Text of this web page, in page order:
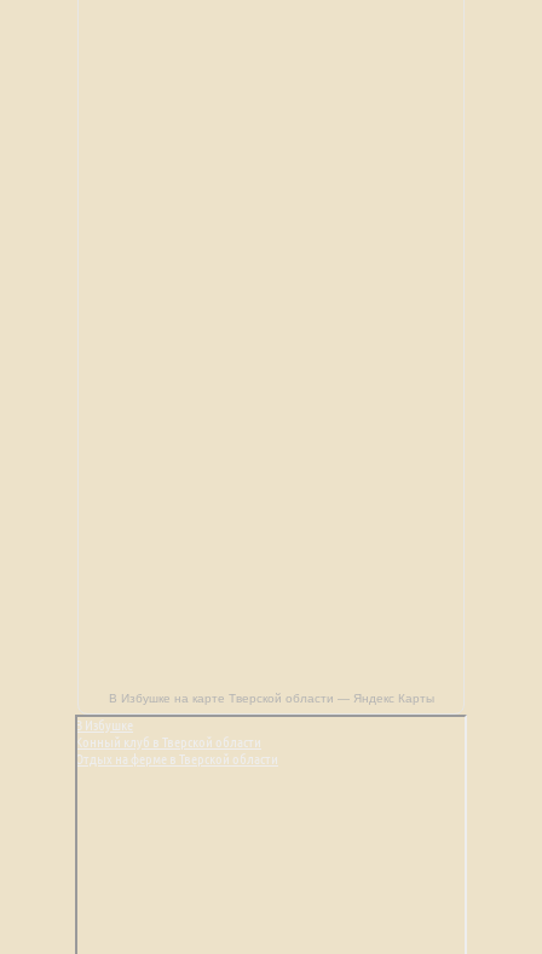
В Избушке на карте Тверской области — Яндекс Карты
В Избушке
Конный клуб в Тверской области
Отдых на ферме в Тверской области